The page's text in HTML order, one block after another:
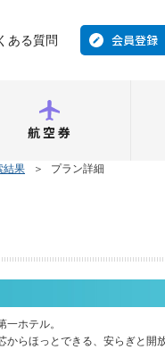
ある質問 会員登録
航空券
結果 ＞ プラン詳細
ホテル。
からほっとできる、安らぎと開